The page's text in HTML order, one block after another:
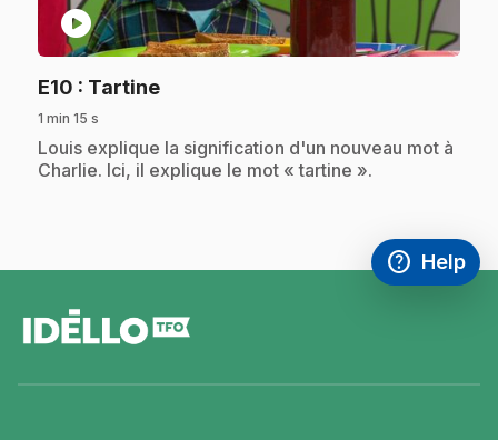
play_circle
E10 : Tartine.
1 min 15 s
.Louis explique la signification d'un nouveau mot à
Charlie. Ici, il explique le mot « tartine ».
help
Access
Help
,This link